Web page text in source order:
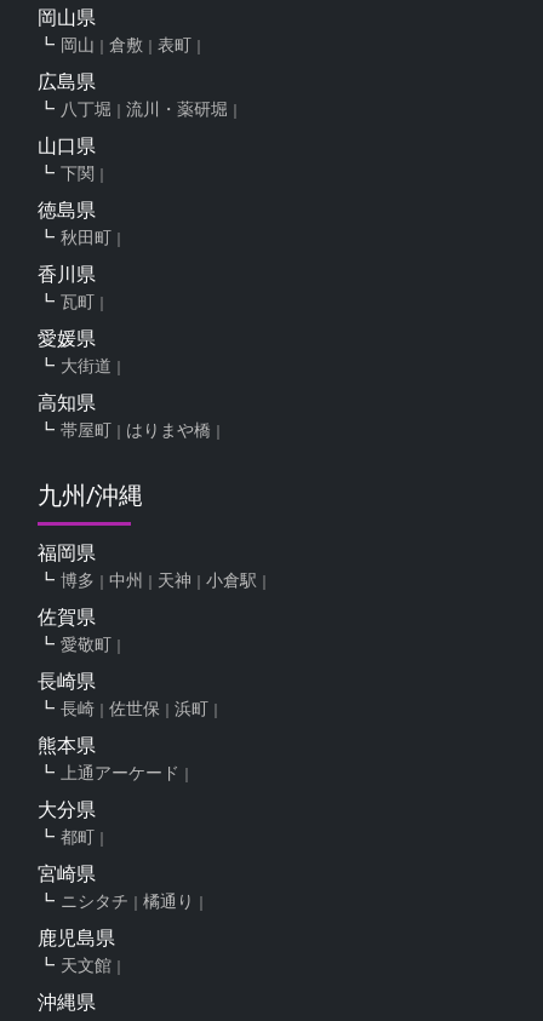
岡山県
岡山 倉敷 表町
広島県
八丁堀 流川・薬研堀
山口県
下関
徳島県
秋田町
香川県
瓦町
愛媛県
大街道
高知県
帯屋町 はりまや橋
九州/沖縄
福岡県
博多 中州 天神 小倉駅
佐賀県
愛敬町
長崎県
長崎 佐世保 浜町
熊本県
上通アーケード
大分県
都町
宮崎県
ニシタチ 橘通り
鹿児島県
天文館
沖縄県